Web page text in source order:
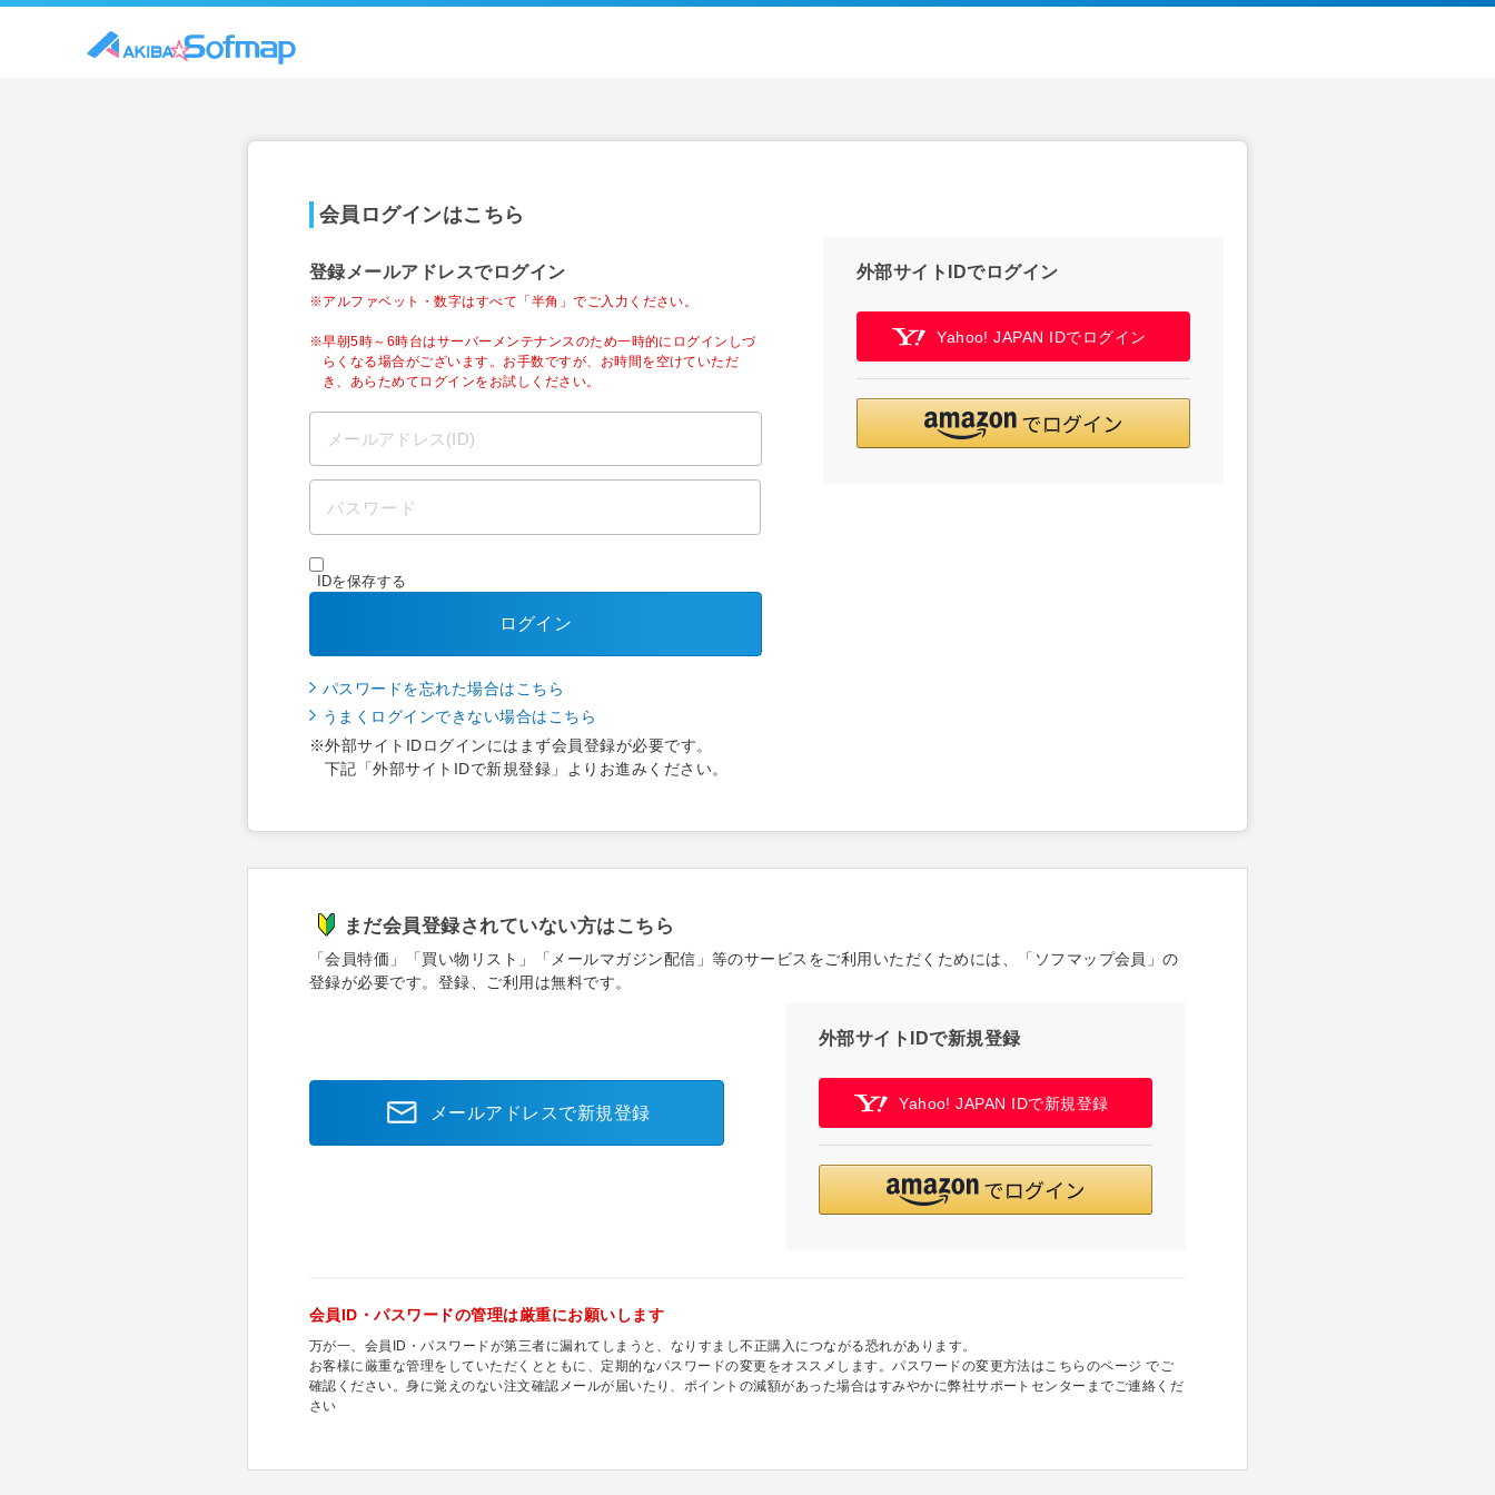
会員ログインはこちら
登録メールアドレスでログイン
※アルファベット・数字はすべて「半角」でご入力ください。
※早朝5時～6時台はサーバーメンテナンスのため一時的にログインしづ
らくなる場合がございます。お手数ですが、お時間を空けていただ
き、あらためてログインをお試しください。
IDを保存する
ログイン
パスワードを忘れた場合はこちら
うまくログインできない場合はこちら
※外部サイトIDログインにはまず会員登録が必要です。
下記「外部サイトIDで新規登録」よりお進みください。
外部サイトIDでログイン
Yahoo! JAPAN IDでログイン
まだ会員登録されていない方はこちら
「会員特価」「買い物リスト」「メールマガジン配信」等のサービスをご利用いただくためには、「ソフマップ会員」の
登録が必要です。登録、ご利用は無料です。
メールアドレスで新規登録
外部サイトIDで新規登録
Yahoo! JAPAN IDで新規登録
会員ID・パスワードの管理は厳重にお願いします
万が一、会員ID・パスワードが第三者に漏れてしまうと、なりすまし不正購入につながる恐れがあります。
お客様に厳重な管理をしていただくとともに、定期的なパスワードの変更をオススメします。パスワードの変更方法はこちらのページ でご
確認ください。身に覚えのない注文確認メールが届いたり、ポイントの減額があった場合はすみやかに弊社サポートセンターまでご連絡くだ
さい